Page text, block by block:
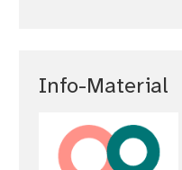
Info-Material